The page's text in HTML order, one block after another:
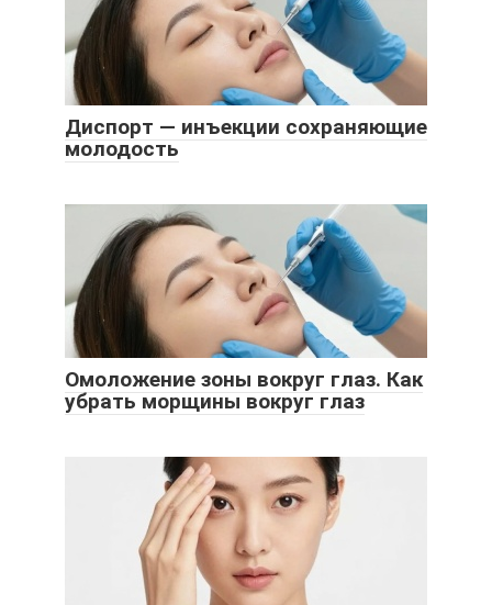
Диспорт — инъекции сохраняющие
молодость
Омоложение зоны вокруг глаз. Как
убрать морщины вокруг глаз